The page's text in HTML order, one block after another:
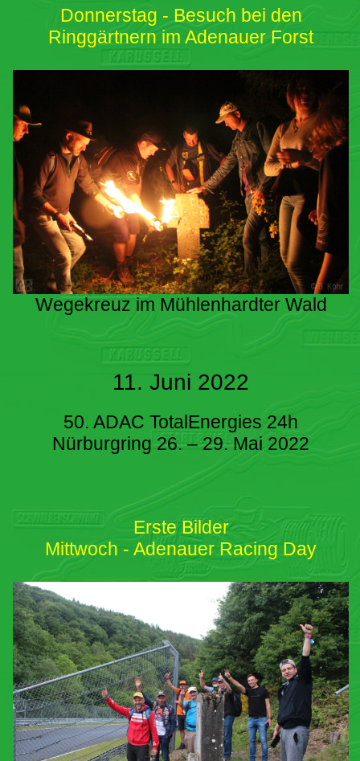
Donnerstag - Besuch bei den
Ringgärtnern im Adenauer Forst
Wegekreuz im Mühlenhardter Wald
11. Juni 2022
50. ADAC TotalEnergies 24h
Nürburgring 26. – 29. Mai 2022
Erste Bilder
Mittwoch - Adenauer Racing Day